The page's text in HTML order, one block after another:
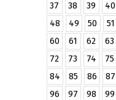
37
38 39 40
48
49 50 51
60
61 62 63
72
73 74 75
84
85 86 87
96
97 98 99